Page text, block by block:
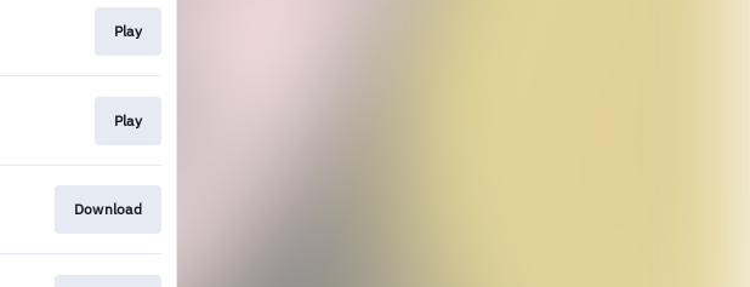
Play
Play
Download